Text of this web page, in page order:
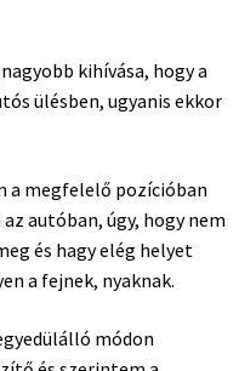
kihívása, hogy a
ülésben, ugyanis ekkor
a megfelelő pozícióban
autóban, úgy, hogy nem
és hagy elég helyet
a fejnek, nyaknak.
módon